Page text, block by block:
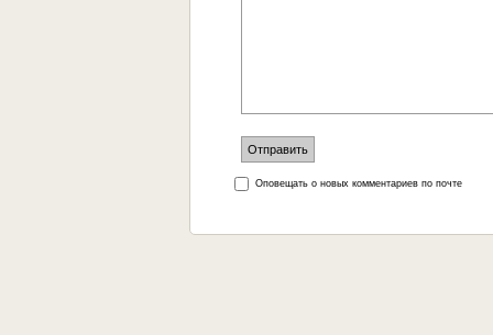
Оповещать о новых комментариев по почте